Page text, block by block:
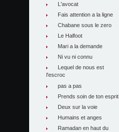
L'avocat
Fais attention a la ligne
Chabane sous le zero
Le Halfoot
Mari a la demande
Ni vu ni connu
Lequel de nous est
l'escroc
pas a pas
Prends soin de ton esprit
Deux sur la voie
Humains et anges
Ramadan en haut du